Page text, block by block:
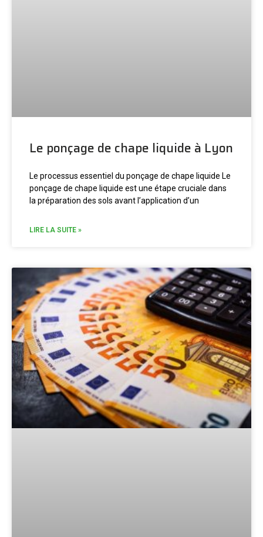
Le ponçage de chape liquide à Lyon
Le processus essentiel du ponçage de chape liquide Le
ponçage de chape liquide est une étape cruciale dans
la préparation des sols avant l’application d’un
LIRE LA SUITE »